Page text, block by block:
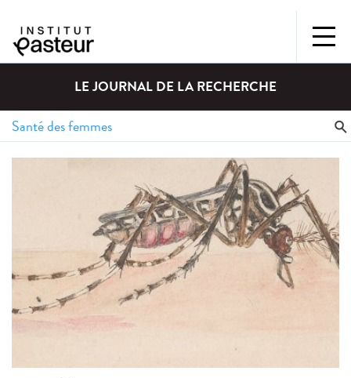
LE JOURNAL DE LA RECHERCHE